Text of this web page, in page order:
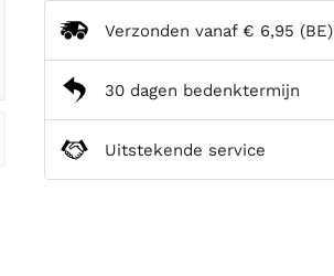
Verzonden vanaf € 6,95 (BE)
30 dagen bedenktermijn
Uitstekende service